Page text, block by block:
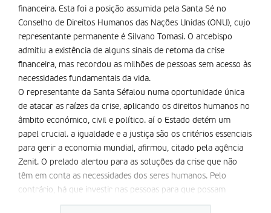
financeira. Esta foi a posição assumida pela Santa Sé no
Conselho de Direitos Humanos das Nações Unidas (ONU), cujo
representante permanente é Silvano Tomasi. O arcebispo
admitiu a existência de alguns sinais de retoma da crise
financeira, mas recordou as milhões de pessoas sem acesso às
necessidades fundamentais da vida.
O representante da Santa Séfalou numa oportunidade única
de atacar as raízes da crise, aplicando os direitos humanos no
âmbito económico, civil e político. aí o Estado detém um
papel crucial. a igualdade e a justiça são os critérios essenciais
para gerir a economia mundial, afirmou, citado pela agência
Zenit. O prelado alertou para as soluções da crise que não
têm em conta as necessidades dos seres humanos. Pelo
contrário, há que investir nas pessoas para que possam